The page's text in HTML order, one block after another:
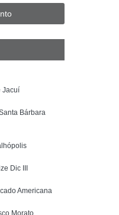
Slim Fit
Slim Fit
Fit Luxo
Jacuí
Bárbara
Dic III
Americana
Morato